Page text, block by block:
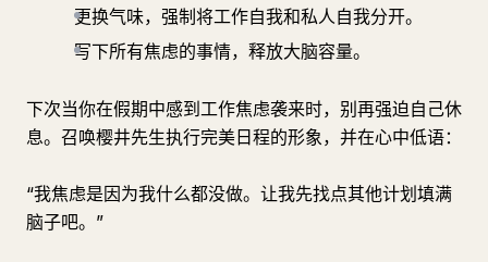
更换气味，强制将工作自我和私人自我分开。
写下所有焦虑的事情，释放大脑容量。
下次当你在假期中感到工作焦虑袭来时，别再强迫自己休
息。召唤樱井先生执行完美日程的形象，并在心中低语：
“我焦虑是因为我什么都没做。让我先找点其他计划填满
脑子吧。”